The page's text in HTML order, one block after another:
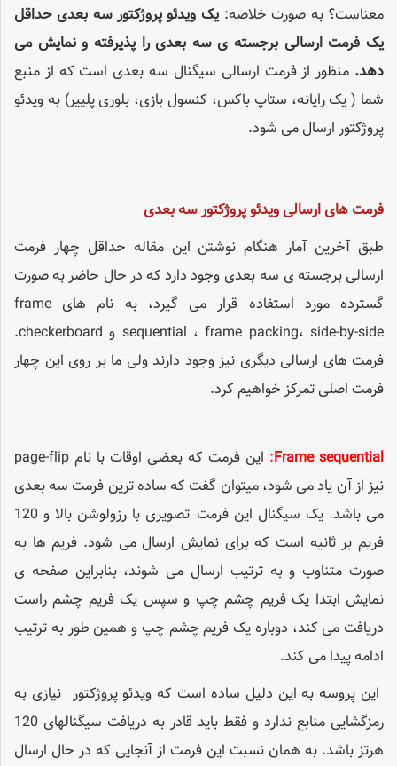
معناست؟ به صورت خلاصه:یک ویدئو پروژکتور سه بعدی حداقل
یک فرمت ارسالی برجسته ی سه بعدی را پذیرفته و نمایش می
دهد. منظور از فرمت ارسالی سیگنال سه بعدی است که از منبع
شما ( یک رایانه، ستاپ باکس، کنسول بازی، بلوری پلییر) به ویدئو
پروژکتور ارسال می شود.
فرمت های ارسالی ویدئو پروژکتور سه بعدی
طبق آخرین آمار هنگام نوشتن این مقاله حداقل چهار فرمت
ارسالی برجسته ی سه بعدی وجود دارد که در حال حاضر به صورت
گسترده مورد استفاده قرار می گیرد، به نام های frame
sequential ، frame packing، side-by-side و checkerboard.
فرمت های ارسالی دیگری نیز وجود دارند ولی ما بر روی این چهار
فرمت اصلی تمرکز خواهیم کرد.
Frame sequential
:
این فرمت که بعضی اوقات با نام page-flip
نیز از آن یاد می شود، میتوان گفت که ساده ترین فرمت سه بعدی
می باشد. یک سیگنال این فرمت تصویری با رزولوشن بالا و 120
فریم بر ثانیه است که برای نمایش ارسال می شود. فریم ها به
صورت متناوب و به ترتیب ارسال می شوند، بنابراین صفحه ی
نمایش ابتدا یک فریم چشم چپ و سپس یک فریم چشم راست
دریافت می کند، دوباره یک فریم چشم چپ و همین طور به ترتیب
ادامه پیدا می کند.
این پروسه به این دلیل ساده است که ویدئو پروژکتور نیازی به
رمزگشایی منابع ندارد و فقط باید قادر به دریافت سیگنالهای 120
هرتز باشد. به همان نسبت این فرمت از آنجایی که در حال ارسال